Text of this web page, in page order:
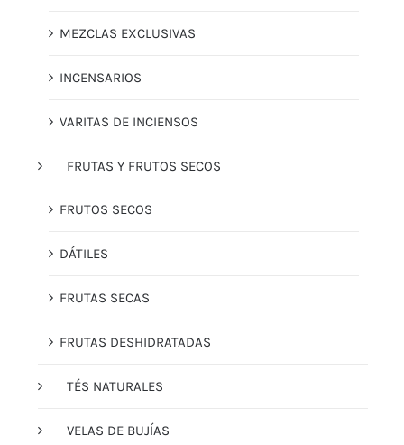
MEZCLAS EXCLUSIVAS
INCENSARIOS
VARITAS DE INCIENSOS
FRUTAS Y FRUTOS SECOS
FRUTOS SECOS
DÁTILES
FRUTAS SECAS
FRUTAS DESHIDRATADAS
TÉS NATURALES
VELAS DE BUJÍAS